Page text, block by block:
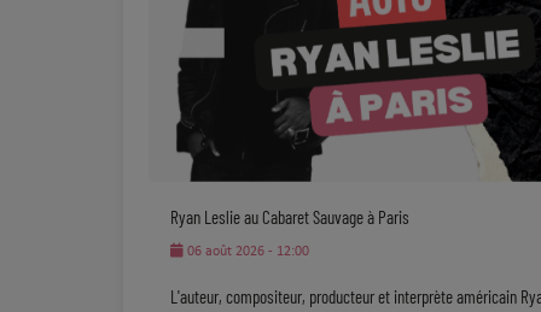
Ryan Leslie au Cabaret Sauvage à Paris
06 août 2026 - 12:00
​L'auteur, compositeur, producteur et interprète américain